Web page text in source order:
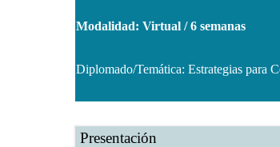
Modalidad: Virtual / 6 semanas
Diplomado/Temática: Estrategias para
Presentación